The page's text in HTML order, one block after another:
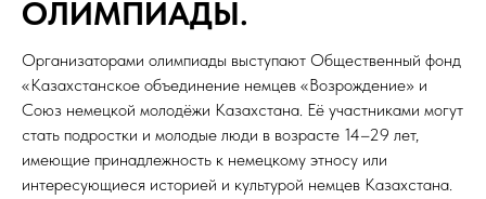
ОЛИМПИАДЫ.
Организаторами олимпиады выступают Общественный фонд
«Казахстанское объединение немцев «Возрождение» и
Союз немецкой молодёжи Казахстана. Её участниками могут
стать подростки и молодые люди в возрасте 14–29 лет,
имеющие принадлежность к немецкому этносу или
интересующиеся историей и культурой немцев Казахстана.